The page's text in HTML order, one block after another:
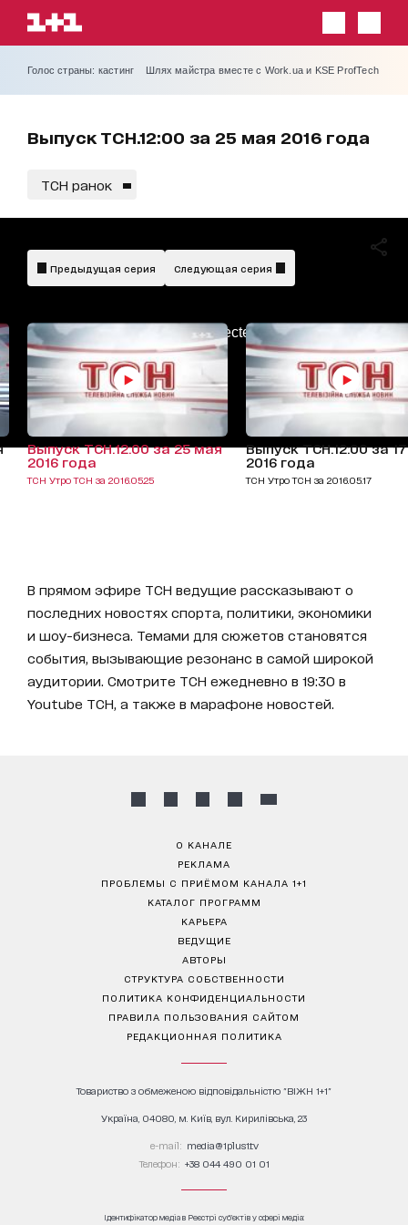
Голос страны: кастинг Шлях майстра вместе с Work.ua и KSE ProfTech
Выпуск ТСН.12:00 за 25 мая 2016 года
ТСН ранок
AdBlockDetected!
Предыдущая серия Следующая серия
Выпуск ТСН.12:00 за 25 мая
2016 года
ТСН Утро ТСН за 2016.05.25
Выпуск ТСН.12:00 за
2016 года
ТСН Утро ТСН за 2016.05.17
В прямом эфире ТСН ведущие рассказывают о
последних новостях спорта, политики, экономики
и шоу-бизнеса. Темами для сюжетов становятся
события, вызывающие резонанс в самой широкой
аудитории. Смотрите ТСН ежедневно в 19:30 в
Youtube ТСН, а также в марафоне новостей.
О КАНАЛЕ
РЕКЛАМА
ПРОБЛЕМЫ С ПРИЁМОМ КАНАЛА 1+1
КАТАЛОГ ПРОГРАММ
КАРЬЕРА
ВЕДУЩИЕ
АВТОРЫ
СТРУКТУРА СОБСТВЕННОСТИ
ПОЛИТИКА КОНФИДЕНЦИАЛЬНОСТИ
ПРАВИЛА ПОЛЬЗОВАНИЯ САЙТОМ
РЕДАКЦИОННАЯ ПОЛИТИКА
Товариство з обмеженою відповідальністю "ВІЖН 1+1"
Україна, 04080, м. Київ, вул. Кирилівська, 23
е-mail: media@1plus1.tv
Телефон: +38 044 490 01 01
Ідентифікатор медіа в Реєстрі суб’єктів у сфері медіа: